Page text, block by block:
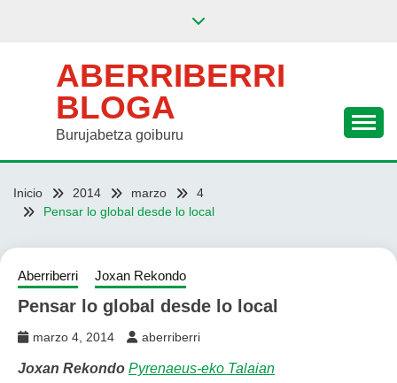
ABERRIBERRI
BLOGA
Burujabetza goiburu
Inicio 2014 marzo
4
Pensar lo global desde lo local
Aberriberri Joxan Rekondo
Pensar lo global desde lo local
marzo 4, 2014 aberriberri
Joxan Rekondo Pyrenaeus-eko Talaian